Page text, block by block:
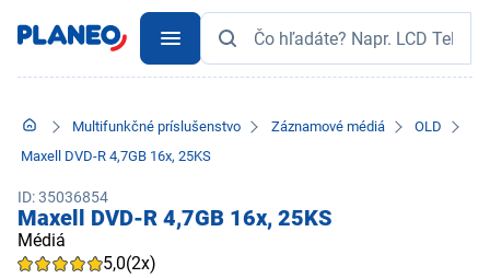
Multifunkčné príslušenstvo Záznamové médiá
OLD
Maxell DVD-R 4,7GB 16x, 25KS
ID: 35036854
Maxell DVD-R 4,7GB 16x, 25KS
Médiá
5,0(2x)